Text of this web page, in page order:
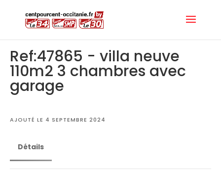
Ref:47865 - villa neuve
110m2 3 chambres avec
garage
AJOUTÉ LE 4 SEPTEMBRE 2024
Détails